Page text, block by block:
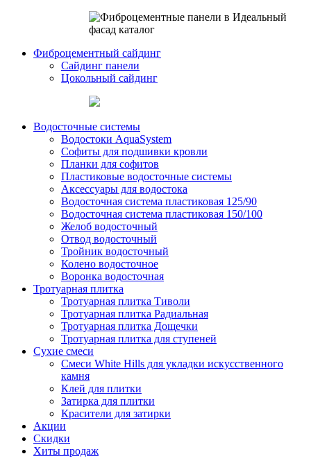
Фиброцементный сайдинг
Сайдинг панели
Цокольный сайдинг
Водосточные системы
Водостоки AquaSystem
Софиты для подшивки кровли
Планки для софитов
Пластиковые водосточные системы
Аксессуары для водостока
Водосточная система пластиковая 125/90
Водосточная система пластиковая 150/100
Желоб водосточный
Отвод водосточный
Тройник водосточный
Колено водосточное
Воронка водосточная
Тротуарная плитка
Тротуарная плитка Тиволи
Тротуарная плитка Радиальная
Тротуарная плитка Дощечки
Тротуарная плитка для ступеней
Сухие смеси
Смеси White Hills для укладки искусственного
камня
Клей для плитки
Затирка для плитки
Красители для затирки
Акции
Скидки
Хиты продаж